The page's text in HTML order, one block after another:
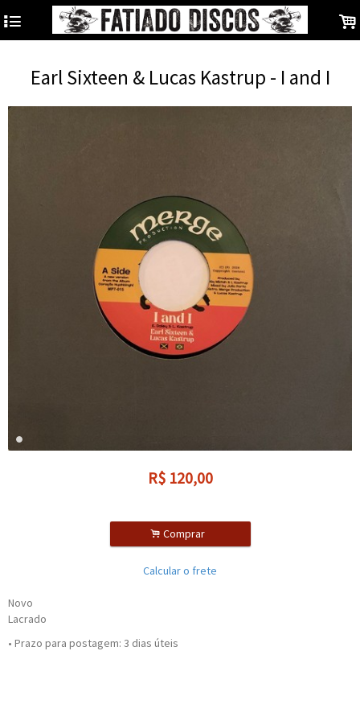
4 .
Earl Sixteen & Lucas Kastrup - I and I
R$ 120,00
. Comprar
Calcular o frete
Novo
Lacrado
• Prazo para postagem: 3 dias úteis